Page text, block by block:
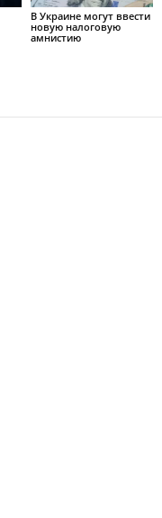
В Украине могут ввести
новую налоговую
амнистию